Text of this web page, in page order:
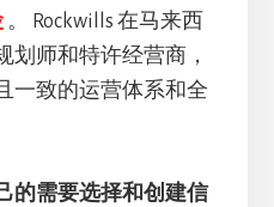
。 Rockwills 在马来西
划师和特许经营商，
一致的运营体系和全
的需要选择和创建信